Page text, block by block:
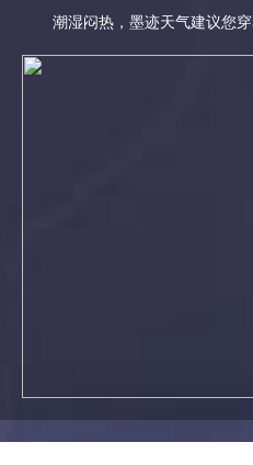
潮湿闷热，墨迹天气建议您